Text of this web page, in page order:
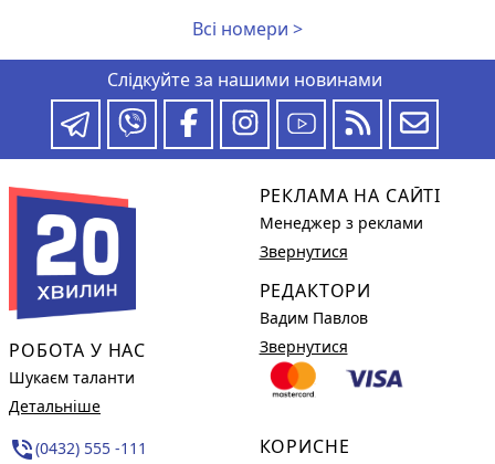
Всі номери >
Слідкуйте за нашими новинами
РОБОТА У НАС
Шукаєм таланти
Детальніше
phone_in_talk(0432) 555 -111
РЕКЛАМА НА САЙТІ
Менеджер з реклами
Звернутися
РЕДАКТОРИ
Вадим Павлов
Звернутися
КОРИСНЕ